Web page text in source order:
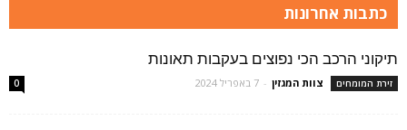
כתבות אחרונות
תיקוני הרכב הכי נפוצים בעקבות תאונות
זירת המומחים צוות המגזין - 7 באפריל 2024 0